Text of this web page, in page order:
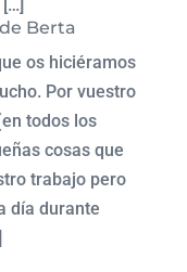
Berta
os hiciéramos
Por vuestro
todos los
cosas que
trabajo pero
día durante